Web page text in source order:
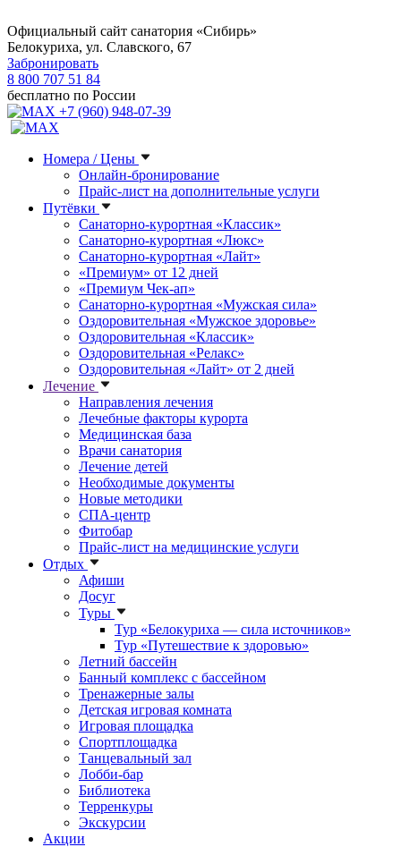
Официальный сайт санатория «Сибирь»
Белокуриха, ул. Славского, 67
Забронировать
8 800 707 51 84
бесплатно по России
+7 (960) 948-07-39
Номера / Цены
Онлайн-бронирование
Прайс-лист на дополнительные услуги
Путёвки
Санаторно-курортная «Классик»
Санаторно-курортная «Люкс»
Санаторно-курортная «Лайт»
«Премиум» от 12 дней
«Премиум Чек-ап»
Санаторно-курортная «Мужская сила»
Оздоровительная «Мужское здоровье»
Оздоровительная «Классик»
Оздоровительная «Релакс»
Оздоровительная «Лайт» от 2 дней
Лечение
Направления лечения
Лечебные факторы курорта
Медицинская база
Врачи санатория
Лечение детей
Необходимые документы
Новые методики
СПА-центр
Фитобар
Прайс-лист на медицинские услуги
Отдых
Афиши
Досуг
Туры
Тур «Белокуриха — сила источников»
Тур «Путешествие к здоровью»
Летний бассейн
Банный комплекс с бассейном
Тренажерные залы
Детская игровая комната
Игровая площадка
Спортплощадка
Танцевальный зал
Лобби-бар
Библиотека
Терренкуры
Экскурсии
Акции